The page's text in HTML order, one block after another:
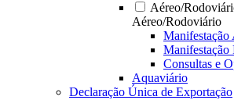
Aéreo/
Aéreo/Rodoviário
Manifestação
Manifestação
Consultas e
Aquaviário
Declaração Única de Exportação